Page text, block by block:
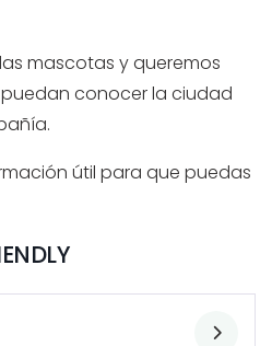
mascotas y queremos
conocer la ciudad
útil para que puedas